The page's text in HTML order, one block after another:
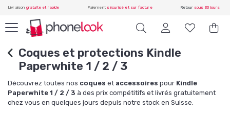
Livraison gratuite et rapide Paiement sécurisé et sur facture Retour sous 30 jours
Coques et protections Kindle
Paperwhite 1 / 2 / 3
Découvrez toutes nos coques et accessoires pour Kindle
Paperwhite 1 / 2 / 3 à des prix compétitifs et livrés gratuitement
chez vous en quelques jours depuis notre stock en Suisse.